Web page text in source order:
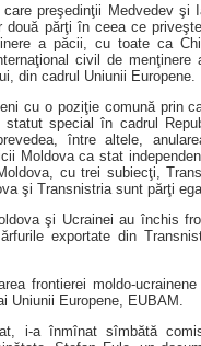
preşedinţii Medvedev şi
părţi în ceea ce
a păcii, cu toate ca
civil de
din cadrul Uniunii Europene.
cu o poziţie comună prin
special în cadrul
între altele,
Moldova ca stat
cu trei subiecţi,
şi Transnistria sunt părţi
şi Ucrainei au închis
exportate din
frontierei moldo-
Uniunii Europene, EUBAM.
i-a înmînat sîmbătă